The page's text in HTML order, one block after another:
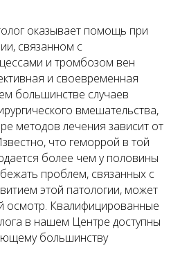
оказывает помощь при
связанном с
и тромбозом вен
и своевременная
большинстве случаев
вмешательства,
методов лечения зависит от
что геморрой в той
более чем у половины
проблем, связанных с
этой патологии, может
осмотр. Квалифицированные
в нашем Центре доступны
большинству